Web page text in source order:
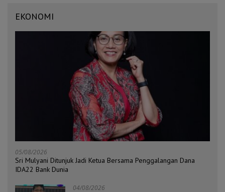
EKONOMI
05/08/2026
Sri Mulyani Ditunjuk Jadi Ketua Bersama Penggalangan Dana
IDA22 Bank Dunia
04/08/2026